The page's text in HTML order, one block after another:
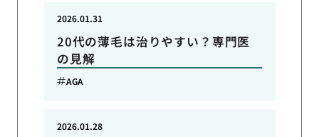
20代の薄毛は治りやすい？専門医
の見解
2026.01.31
AGA
2026.01.28